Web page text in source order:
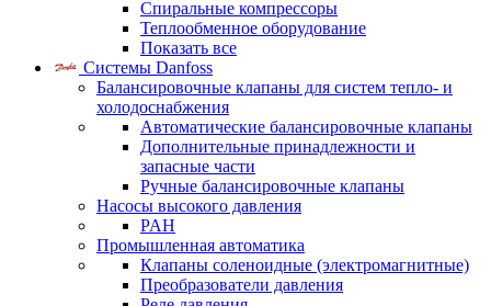
Спиральные компрессоры
Теплообменное оборудование
Показать все
Системы Danfoss
Балансировочные клапаны для систем тепло- и
холодоснабжения
Автоматические балансировочные клапаны
Дополнительные принадлежности и
запасные части
Ручные балансировочные клапаны
Насосы высокого давления
PAH
Промышленная автоматика
Клапаны соленоидные (электромагнитные)
Преобразователи давления